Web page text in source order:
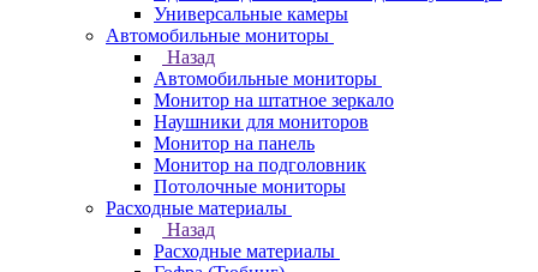
Универсальные камеры
Автомобильные мониторы
Назад
Автомобильные мониторы
Монитор на штатное зеркало
Наушники для мониторов
Монитор на панель
Монитор на подголовник
Потолочные мониторы
Расходные материалы
Назад
Расходные материалы